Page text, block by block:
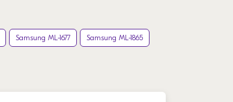
Samsung ML-1677 Samsung ML-1865